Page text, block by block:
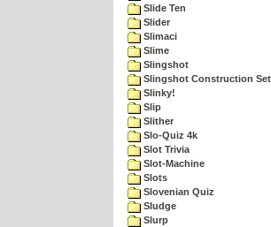
Slide Ten
Slider
Slimaci
Slime
Slingshot
Slingshot Construction Set
Slinky!
Slip
Slither
Slo-Quiz 4k
Slot Trivia
Slot-Machine
Slots
Slovenian Quiz
Sludge
Slurp